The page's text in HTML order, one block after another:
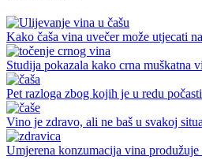
Kako čaša vina uvečer može utjecati
Studija pokazala kako crna muškatna
Pet razloga zbog kojih je u redu
Vino je zdravo, ali ne baš u svakoj
Umjerena konzumacija vina